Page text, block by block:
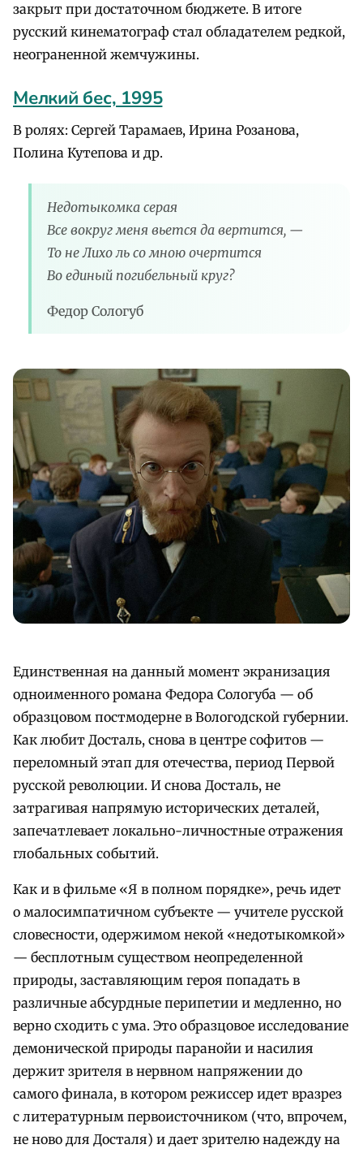
закрыт при достаточном бюджете. В итоге
русский кинематограф стал обладателем редкой,
неограненной жемчужины.
Мелкий бес, 1995
В ролях: Сергей Тарамаев, Ирина Розанова,
Полина Кутепова и др.
Недотыкомка серая
Все вокруг меня вьется да вертится, —
То не Лихо ль со мною очертится
Во единый погибельный круг?
Федор Сологуб
Единственная на данный момент экранизация
одноименного романа Федора Сологуба — об
образцовом постмодерне в Вологодской губернии.
Как любит Досталь, снова в центре софитов —
переломный этап для отечества, период Первой
русской революции. И снова Досталь, не
затрагивая напрямую исторических деталей,
запечатлевает локально-личностные отражения
глобальных событий.
Как и в фильме «Я в полном порядке», речь идет
о малосимпатичном субъекте — учителе русской
словесности, одержимом некой «недотыкомкой»
— бесплотным существом неопределенной
природы, заставляющим героя попадать в
различные абсурдные перипетии и медленно, но
верно сходить с ума. Это образцовое исследование
демонической природы паранойи и насилия
держит зрителя в нервном напряжении до
самого финала, в котором режиссер идет вразрез
с литературным первоисточником (что, впрочем,
не ново для Досталя) и дает зрителю надежду на